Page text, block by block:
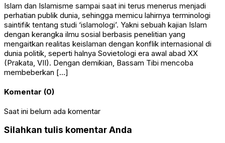
Islam dan Islamisme sampai saat ini terus menerus menjadi
perhatian publik dunia, sehingga memicu lahirnya terminologi
saintifik tentang studi ‘islamologi’. Yakni sebuah kajian Islam
dengan kerangka ilmu sosial berbasis penelitian yang
mengaitkan realitas keislaman dengan konflik internasional di
dunia politik, seperti halnya Sovietologi era awal abad XX
(Prakata, VII). Dengan demikian, Bassam Tibi mencoba
membeberkan […]
Komentar (0)
Saat ini belum ada komentar
Silahkan tulis komentar Anda